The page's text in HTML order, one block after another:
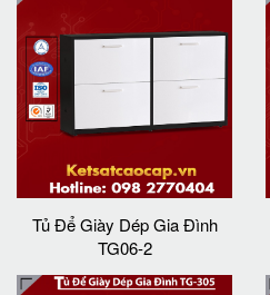
Tủ Để Giày Dép Gia Đình
TG06-2